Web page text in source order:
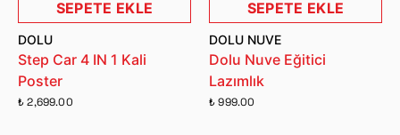
SEPETE EKLE
DOLU
Step Car 4 IN 1 Kali
Poster
₺ 2,699.00
SEPETE EKLE
DOLU NUVE
Dolu Nuve Eğitici
Lazımlık
₺ 999.00